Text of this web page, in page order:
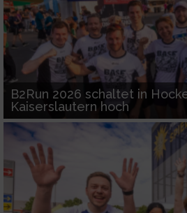
B2Run 2026 schaltet in
Kaiserslautern hoch